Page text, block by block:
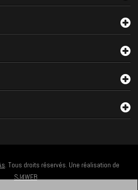
. Tous droits réservés. Une réalisation de
SJ4WEB